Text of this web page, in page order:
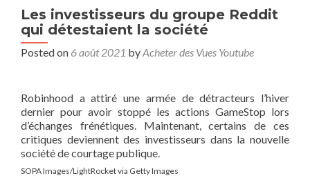
Les investisseurs du groupe Reddit
qui détestaient la société
Posted on 6 août 2021 byAcheter des Vues Youtube
Robinhood a attiré une armée de détracteurs l’hiver
dernier pour avoir stoppé les actions GameStop lors
d’échanges frénétiques. Maintenant, certains de ces
critiques deviennent des investisseurs dans la nouvelle
société de courtage publique.
SOPA Images/LightRocket via Getty Images